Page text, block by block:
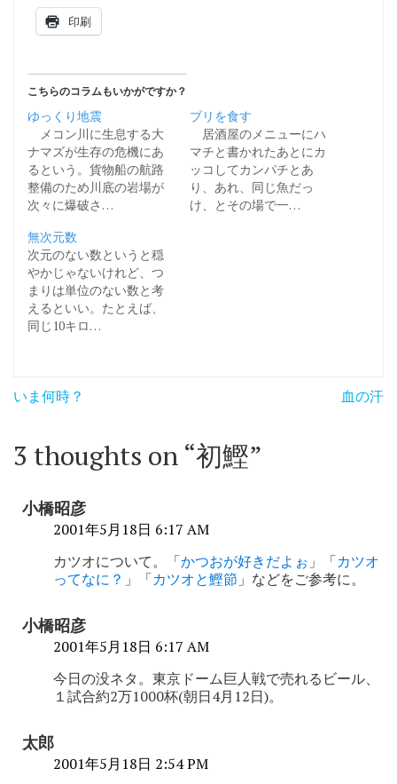
印刷
こちらのコラムもいかがですか？
ゆっくり地震
メコン川に生息する大
ナマズが生存の危機にあ
るという。貨物船の航路
整備のため川底の岩場が
次々に爆破さ…
ブリを食す
居酒屋のメニューにハ
マチと書かれたあとにカ
ッコしてカンパチとあ
り、あれ、同じ魚だっ
け、とその場で一…
無次元数
次元のない数というと穏
やかじゃないけれど、つ
まりは単位のない数と考
えるといい。たとえば、
同じ10キロ…
投
ナ
ゲ
ン
いま何時？ 血の汗
3 thoughts on “初鰹”
小橋昭彦
2001年5月18日 6:17 AM
カツオについて。「かつおが好きだよぉ 」「カツオ
ってなに？ 」「カツオと鰹節 」などをご参考に。
小橋昭彦
2001年5月18日 6:17 AM
今日の没ネタ。東京ドーム巨人戦で売れるビール、
１試合約2万1000杯(朝日4月12日)。
太郎
2001年5月18日 2:54 PM